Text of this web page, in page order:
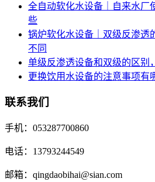
全自动软化水设备｜自来水厂
些
锅炉软化水设备｜双级反渗透
不同
单级反渗透设备和双级的区别
更换饮用水设备的注意事项有
联系我们
手机：053287700860
电话：13793244549
邮箱：qingdaobihai@sian.com